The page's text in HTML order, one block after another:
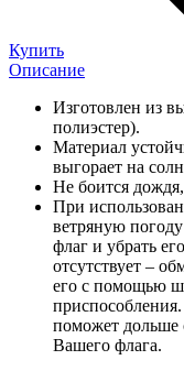
Купить
Описание
Изготовлен из
полиэстер).
Материал
выгорает на
Не боится
При
ветряную
флаг и убрать
отсутствует –
его с помощью
поможет дольше
Вашего флага.